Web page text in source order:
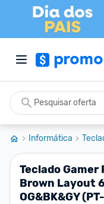
Informática
Teclado
Brown Layout
OG&BK&GY